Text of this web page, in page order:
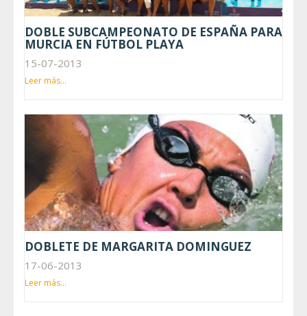
DOBLE SUBCAMPEONATO DE ESPAÑA PARA
MURCIA EN FÚTBOL PLAYA
15-07-2013
Leer más...
DOBLETE DE MARGARITA DOMINGUEZ
17-06-2013
Leer más...